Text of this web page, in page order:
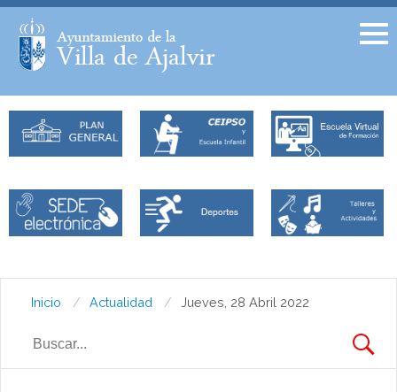
Facebook
Inicio Actualidad Jueves, 28 Abril 2022